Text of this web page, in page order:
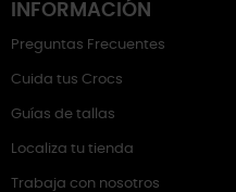
INFORMACIÓN
Preguntas Frecuentes
Cuida tus Crocs
Guías de tallas
Localiza tu tienda
Trabaja con nosotros